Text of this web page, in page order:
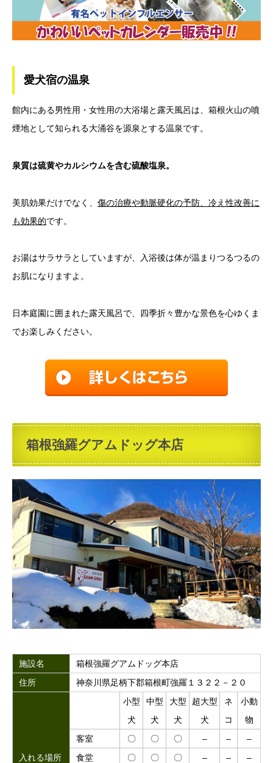
愛犬宿の温泉
館内にある男性用・女性用の大浴場と露天風呂は、箱根火山の噴
煙地として知られる大涌谷を源泉とする温泉です。
泉質は硫黄やカルシウムを含む硫酸塩泉。
美肌効果だけでなく、 傷の治療や動脈硬化の予防、冷え性改善に
も効果的です。
お湯はサラサラとしていますが、入浴後は体が温まりつるつるの
お肌になりますよ。
日本庭園に囲まれた露天風呂で、四季折々豊かな景色を心ゆくま
でお楽しみください。
箱根強羅グアムドッグ本店
施設名
箱根強羅グアムドッグ本店
住所
神奈川県足柄下郡箱根町強羅１３２２－２０
入れる場所
小型
犬
中型
犬
大型
犬
超大型
犬
ネ
コ
小動
物
客室
〇 〇 〇 – –
–
食堂
〇 〇 〇 – –
–